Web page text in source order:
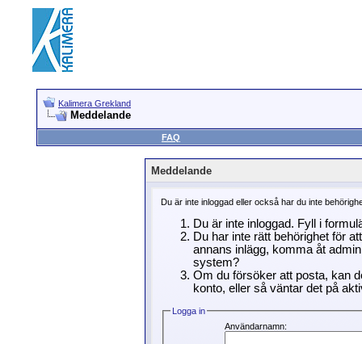
Kalimera Grekland
Meddelande
FAQ
Meddelande
Du är inte inloggad eller också har du inte
Du är inte inloggad. Fyll i
Du har inte rätt behörighet för
annans inlägg, komma åt
system?
Om du försöker att posta, kan
konto, eller så väntar det på
Logga in
Användarnamn: